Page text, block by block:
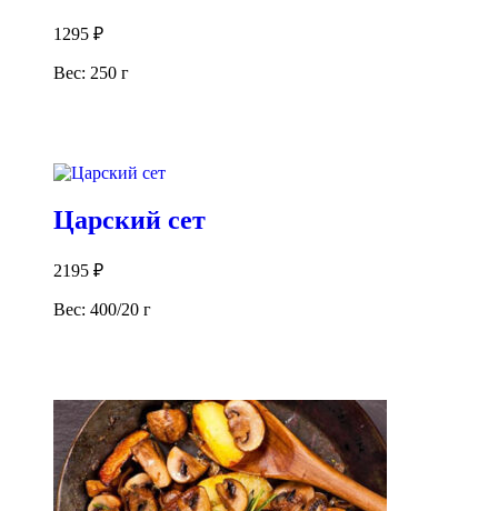
1295 ₽
Вес: 250 г
Царский сет
2195 ₽
Вес: 400/20 г